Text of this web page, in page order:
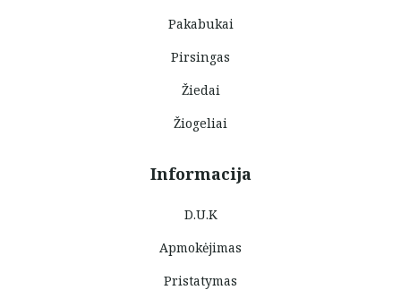
Pakabukai
Pirsingas
Žiedai
Žiogeliai
Informacija
D.U.K
Apmokėjimas
Pristatymas